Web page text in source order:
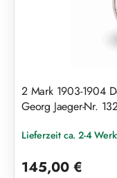
2 Mark 1903-1904
Georg Jaeger-Nr.
Lieferzeit ca. 2-4
145,00 €